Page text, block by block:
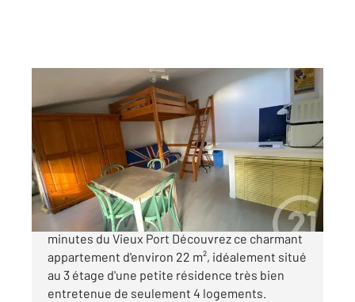
LA ROCHELLE 17
22 m2, 1 pièce
Ref : 21482
Appartement Studio à vendre
129 900 €
LA ROCHELLE - HYPERCENTRE À deux
minutes du Vieux Port Découvrez ce charmant
appartement d'environ 22 m², idéalement situé
au 3 étage d'une petite résidence très bien
entretenue de seulement 4 logements.